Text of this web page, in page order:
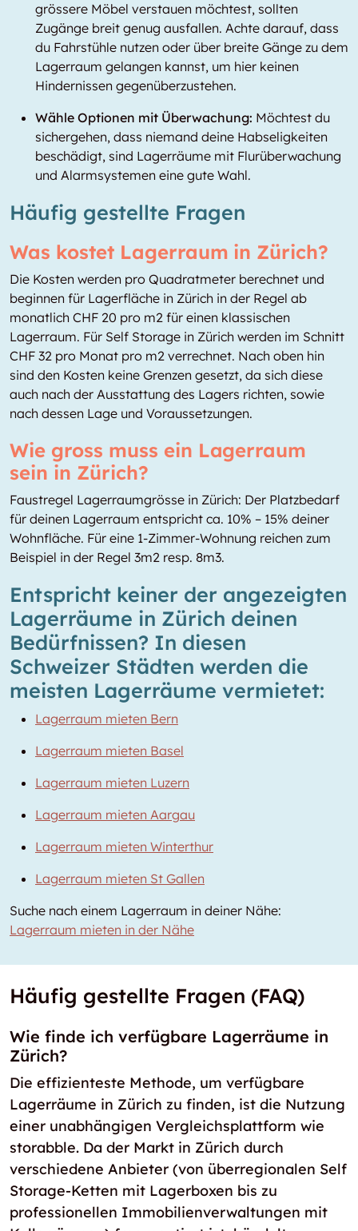
grössere Möbel verstauen möchtest, sollten
Zugänge breit genug ausfallen. Achte darauf, dass
du Fahrstühle nutzen oder über breite Gänge zu dem
Lagerraum gelangen kannst, um hier keinen
Hindernissen gegenüberzustehen.
Wähle Optionen mit Überwachung: Möchtest du
sichergehen, dass niemand deine Habseligkeiten
beschädigt, sind Lagerräume mit Flurüberwachung
und Alarmsystemen eine gute Wahl.
Häufig gestellte Fragen
Was kostet Lagerraum in Zürich?
Die Kosten werden pro Quadratmeter berechnet und
beginnen für Lagerfläche in Zürich in der Regel ab
monatlich CHF 20 pro m2 für einen klassischen
Lagerraum. Für Self Storage in Zürich werden im Schnitt
CHF 32 pro Monat pro m2 verrechnet. Nach oben hin
sind den Kosten keine Grenzen gesetzt, da sich diese
auch nach der Ausstattung des Lagers richten, sowie
nach dessen Lage und Voraussetzungen.
Wie gross muss ein Lagerraum
sein in Zürich?
Faustregel Lagerraumgrösse in Zürich: Der Platzbedarf
für deinen Lagerraum entspricht ca. 10% – 15% deiner
Wohnfläche. Für eine 1-Zimmer-Wohnung reichen zum
Beispiel in der Regel 3m2 resp. 8m3.
Entspricht keiner der angezeigten
Lagerräume in Zürich deinen
Bedürfnissen? In diesen
Schweizer Städten werden die
meisten Lagerräume vermietet:
Lagerraum mieten Bern
Lagerraum mieten Basel
Lagerraum mieten Luzern
Lagerraum mieten Aargau
Lagerraum mieten Winterthur
Lagerraum mieten St Gallen
Suche nach einem Lagerraum in deiner Nähe:
Lagerraum mieten in der Nähe
Häufig gestellte Fragen (FAQ)
Wie finde ich verfügbare Lagerräume in
Zürich?
Die effizienteste Methode, um verfügbare
Lagerräume in Zürich zu finden, ist die Nutzung
einer unabhängigen Vergleichsplattform wie
storabble. Da der Markt in Zürich durch
verschiedene Anbieter (von überregionalen Self
Storage-Ketten mit Lagerboxen bis zu
professionellen Immobilienverwaltungen mit